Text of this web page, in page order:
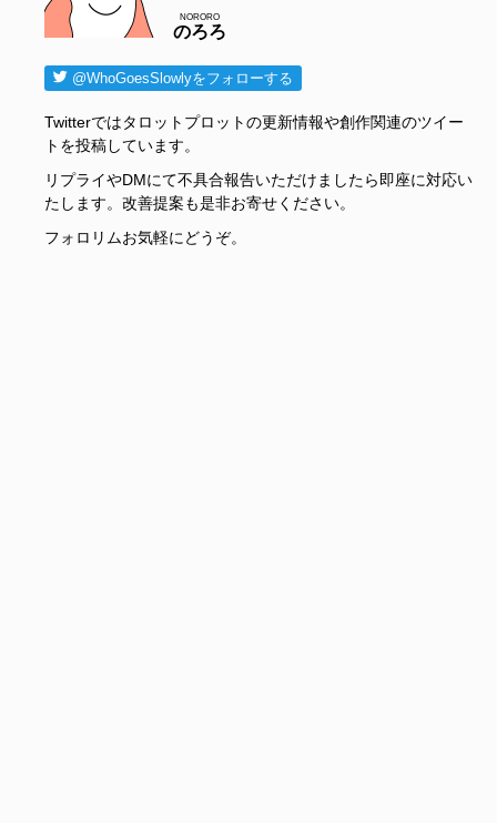
のろろ
NORORO
@WhoGoesSlowlyをフォローする
Twitterではタロットプロットの更新情報や創作関連のツイー
トを投稿しています。
リプライやDMにて不具合報告いただけましたら即座に対応い
たします。改善提案も是非お寄せください。
フォロリムお気軽にどうぞ。